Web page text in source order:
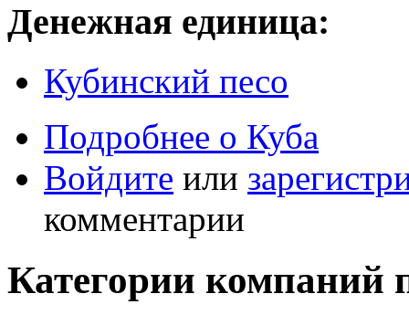
Денежная единица:
Кубинский песо
Подробнее о Куба
Войдите или
комментарии
Категории компаний